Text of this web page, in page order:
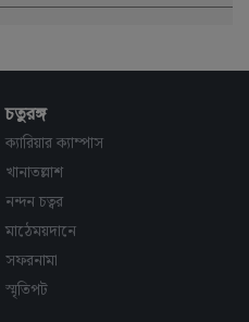
চতুরঙ্গ
ক্যারিয়ার ক্যাম্পাস
খানাতল্লাশ
নন্দন চত্বর
মাঠেময়দানে
সফরনামা
স্মৃতিপট